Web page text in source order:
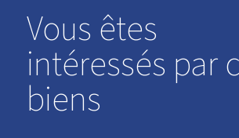
Vous êtes
intéressés par
biens